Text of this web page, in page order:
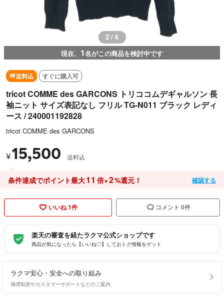
2 / 6
現在、 1名がこの商品を検討中です
送料込 すぐに購入可
tricot COMME des GARCONS トリココムデギャルソン 長
袖ニット サイズ表記なし フリル TG-N011 ブラック レディ
ース / 240001192828
tricot COMME des GARCONS
¥15,500 送料込
条件達成でポイント最大11 倍+2%還元！ 確認する
いいね 1件 コメント 0件
楽天の審査を経たラクマ公式ショップです
商品が気になったら【いいね♡】しておトク情報をゲット
ラクマ安心・安全への取り組み
補償制度やカスタマーサポートなどのご案内